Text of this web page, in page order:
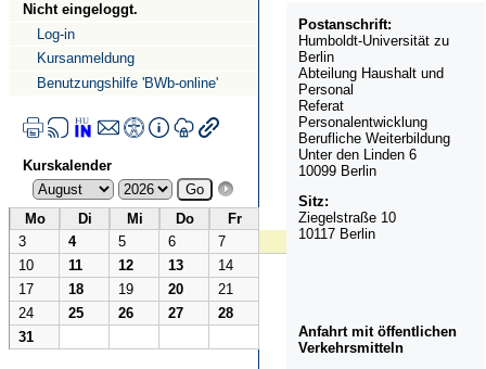
Nicht eingeloggt.
Log-in
Kursanmeldung
Benutzungshilfe 'BWb-online'
Kurskalender
Mo Di Mi Do
Fr
3
4 5 6
7
10
11 12 13
14
17
18 19 20
21
24
25 26 27
28
31
Postanschrift:
Humboldt-Universität zu
Berlin
Abteilung Haushalt und
Personal
Referat
Personalentwicklung
Berufliche Weiterbildung
Unter den Linden 6
10099 Berlin
Sitz:
Ziegelstraße 10
10117 Berlin
Anfahrt mit öffentlichen
Verkehrsmitteln